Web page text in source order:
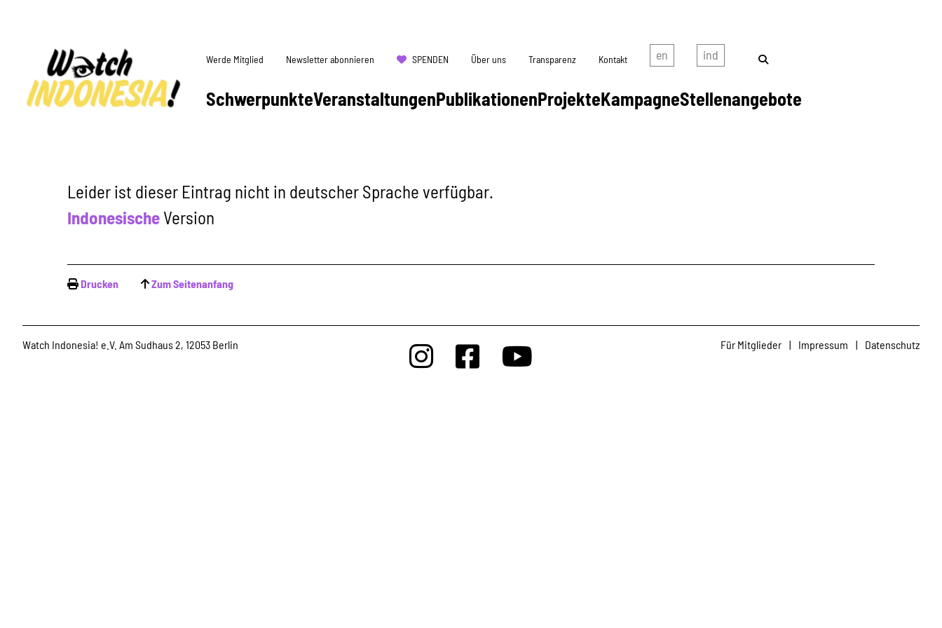
SchwerpunkteVeranstaltungenPublikationenProjekteKampagneStellenangebote
Werde Mitglied Newsletter abonnieren SPENDEN Über uns Transparenz Kontakt
Leider ist dieser Eintrag nicht in deutscher Sprache verfügbar.
Indonesische Version
Drucken Zum Seitenanfang
Watch Indonesia! e.V. Am Sudhaus 2, 12053 Berlin Für Mitglieder | Impressum | Datenschutz